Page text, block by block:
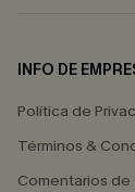
INFO DE
Política de
Términos &
Comentarios de